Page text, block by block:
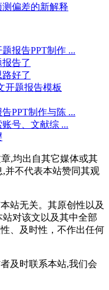
偏差的新解释
报告PPT制作 ...
告了
好了
开题报告模板
PPT制作与陈 ...
号、文献综 ...
,均出自其它媒体或其
并不代表本站赞同其观
站无关。其原创性以及
对该文以及其中全部
、及时性，不作出任何
及时联系本站,我们会